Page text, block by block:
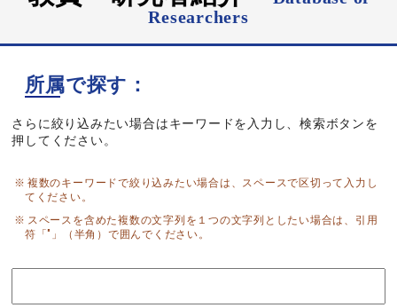
Researchers
所属で探す：
さらに絞り込みたい場合はキーワードを入力し、検索ボタンを
押してください。
複数のキーワードで絞り込みたい場合は、スペースで区切って入力し
てください。
スペースを含めた複数の文字列を１つの文字列としたい場合は、引用
符「"」（半角）で囲んでください。